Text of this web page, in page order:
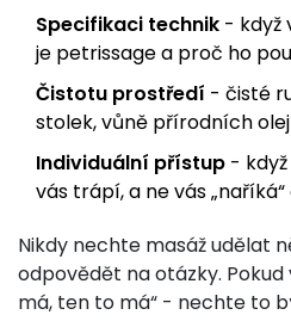
Specifikaci technik - když
je petrissage a proč ho
Čistotu prostředí - čisté
stolek, vůně přírodních
Individuální přístup -
vás trápí, a ne vás
Nikdy nechte masáž udělat
odpovědět na otázky. Pokud
má, ten to má“ - nechte to